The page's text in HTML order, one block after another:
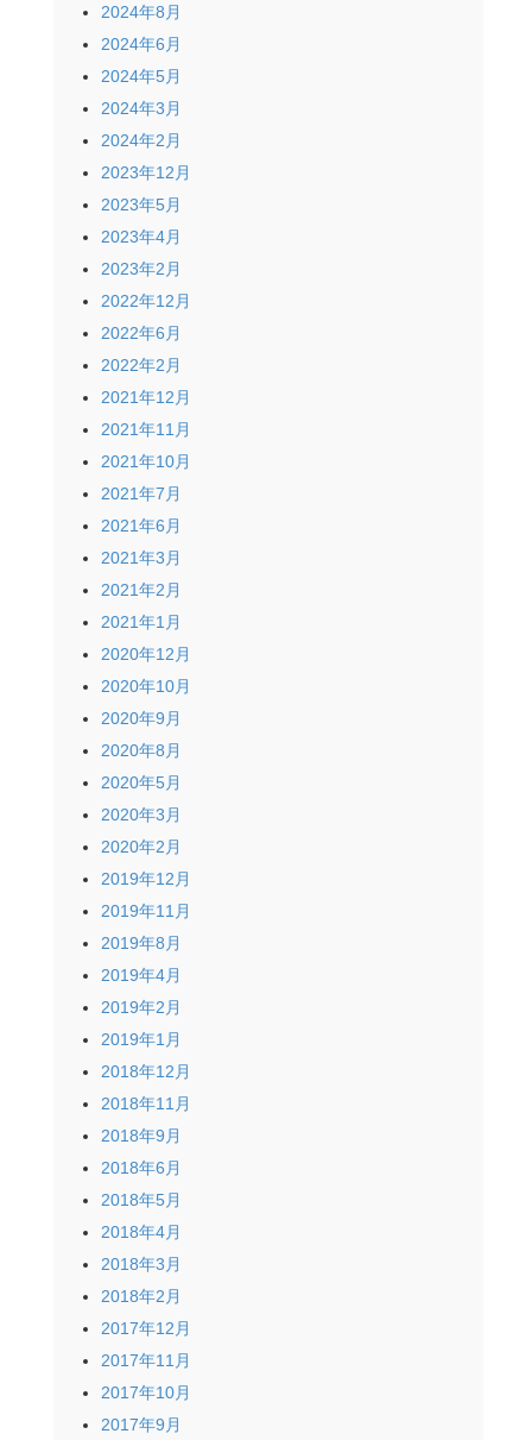
2024年8月
2024年6月
2024年5月
2024年3月
2024年2月
2023年12月
2023年5月
2023年4月
2023年2月
2022年12月
2022年6月
2022年2月
2021年12月
2021年11月
2021年10月
2021年7月
2021年6月
2021年3月
2021年2月
2021年1月
2020年12月
2020年10月
2020年9月
2020年8月
2020年5月
2020年3月
2020年2月
2019年12月
2019年11月
2019年8月
2019年4月
2019年2月
2019年1月
2018年12月
2018年11月
2018年9月
2018年6月
2018年5月
2018年4月
2018年3月
2018年2月
2017年12月
2017年11月
2017年10月
2017年9月